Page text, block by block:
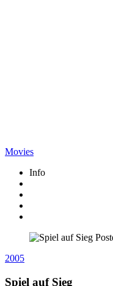
Movies
Info
2005
Spiel auf Sieg